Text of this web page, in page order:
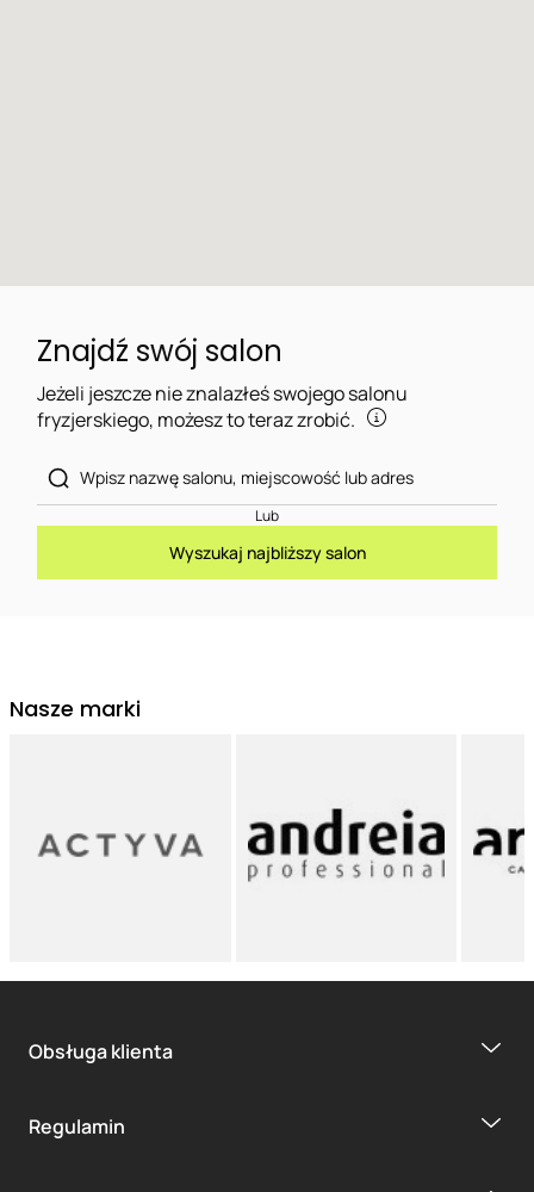
Znajdź swój salon
Jeżeli jeszcze nie znalazłeś swojego salonu
fryzjerskiego, możesz to teraz zrobić.
Lub
Wyszukaj najbliższy salon
Nasze marki
Obsługa klienta
Regulamin